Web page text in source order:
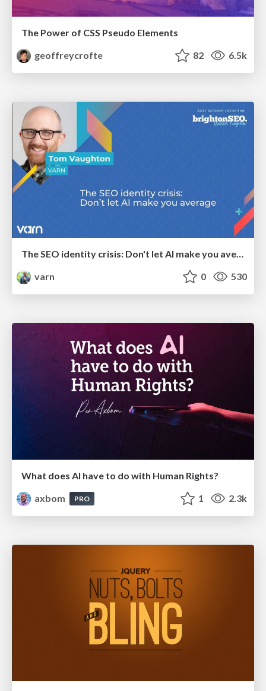
The Power of CSS Pseudo Elements
geoffreycrofte
82 6.5k
The SEO identity crisis: Don't let AI make you average
varn
0 530
What does AI have to do with Human Rights?
axbom
PRO 1 2.3k